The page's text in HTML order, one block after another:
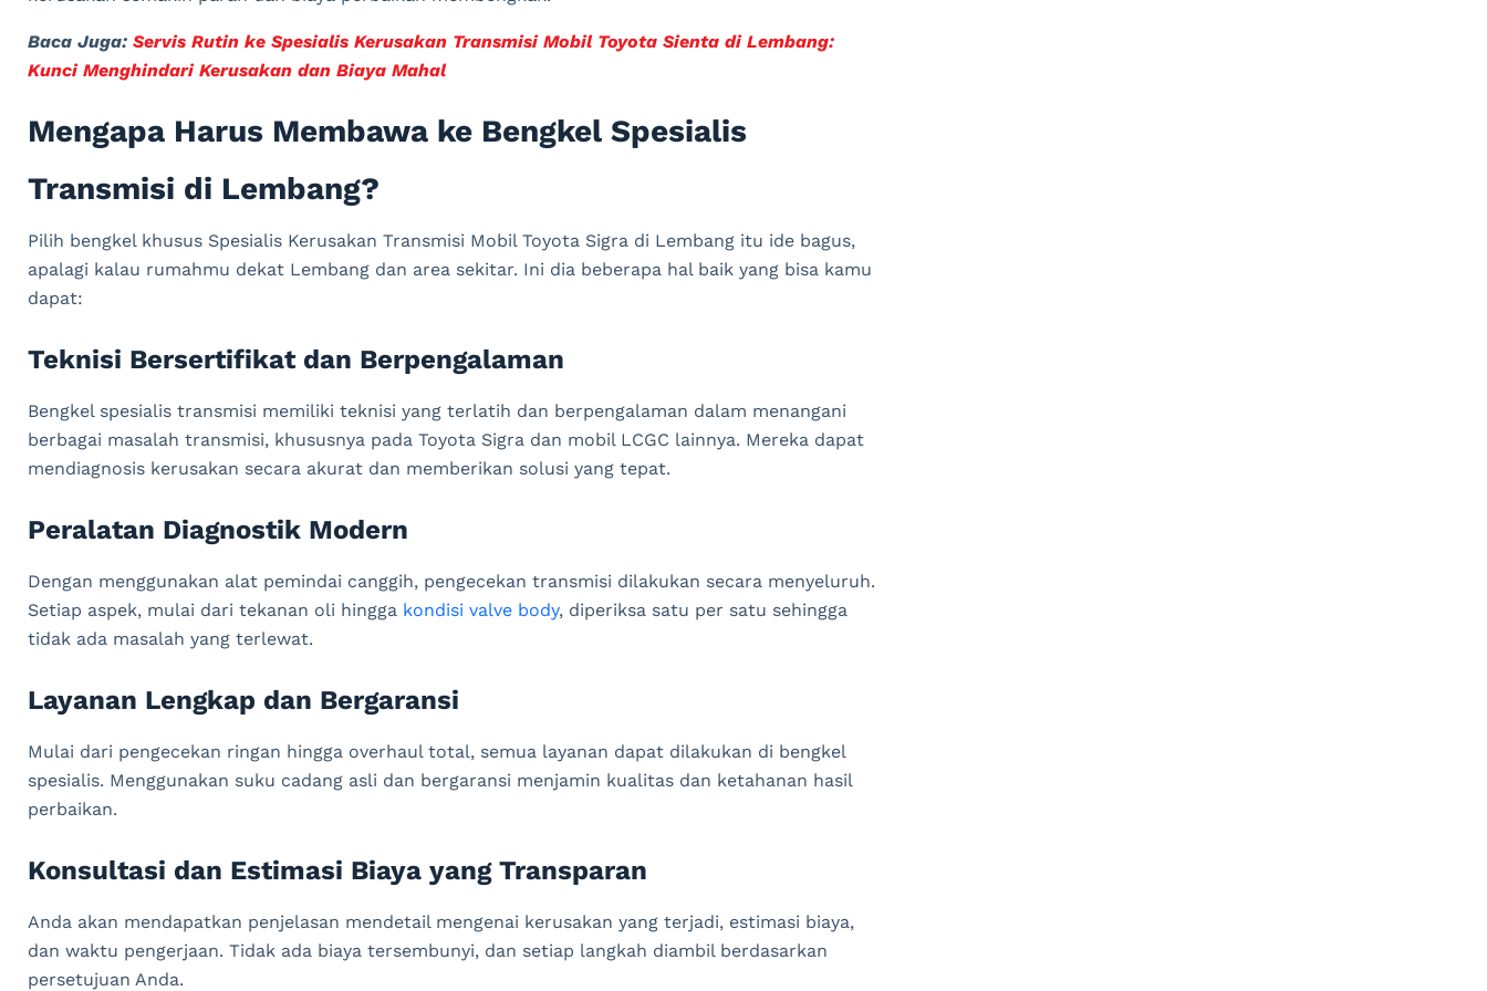
Baca Juga: Servis Rutin ke Spesialis Kerusakan Transmisi Mobil Toyota Sienta di Lembang:
Kunci Menghindari Kerusakan dan Biaya Mahal
Mengapa Harus Membawa ke Bengkel Spesialis
Transmisi di Lembang?
Pilih bengkel khusus Spesialis Kerusakan Transmisi Mobil Toyota Sigra di Lembang itu ide bagus,
apalagi kalau rumahmu dekat Lembang dan area sekitar. Ini dia beberapa hal baik yang bisa kamu
dapat:
Teknisi Bersertifikat dan Berpengalaman
Bengkel spesialis transmisi memiliki teknisi yang terlatih dan berpengalaman dalam menangani
berbagai masalah transmisi, khususnya pada Toyota Sigra dan mobil LCGC lainnya. Mereka dapat
mendiagnosis kerusakan secara akurat dan memberikan solusi yang tepat.
Peralatan Diagnostik Modern
Dengan menggunakan alat pemindai canggih, pengecekan transmisi dilakukan secara menyeluruh.
Setiap aspek, mulai dari tekanan oli hingga kondisi valve body, diperiksa satu per satu sehingga
tidak ada masalah yang terlewat.
Layanan Lengkap dan Bergaransi
Mulai dari pengecekan ringan hingga overhaul total, semua layanan dapat dilakukan di bengkel
spesialis. Menggunakan suku cadang asli dan bergaransi menjamin kualitas dan ketahanan hasil
perbaikan.
Konsultasi dan Estimasi Biaya yang Transparan
Anda akan mendapatkan penjelasan mendetail mengenai kerusakan yang terjadi, estimasi biaya,
dan waktu pengerjaan. Tidak ada biaya tersembunyi, dan setiap langkah diambil berdasarkan
persetujuan Anda.